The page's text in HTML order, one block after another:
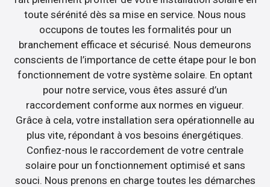
toute sérénité dès sa mise en service. Nous nous
occupons de toutes les formalités pour un
branchement efficace et sécurisé. Nous demeurons
conscients de l’importance de cette étape pour le bon
fonctionnement de votre système solaire. En optant
pour notre service, vous êtes assuré d’un
raccordement conforme aux normes en vigueur.
Grâce à cela, votre installation sera opérationnelle au
plus vite, répondant à vos besoins énergétiques.
Confiez-nous le raccordement de votre centrale
solaire pour un fonctionnement optimisé et sans
souci. Nous prenons en charge toutes les démarches